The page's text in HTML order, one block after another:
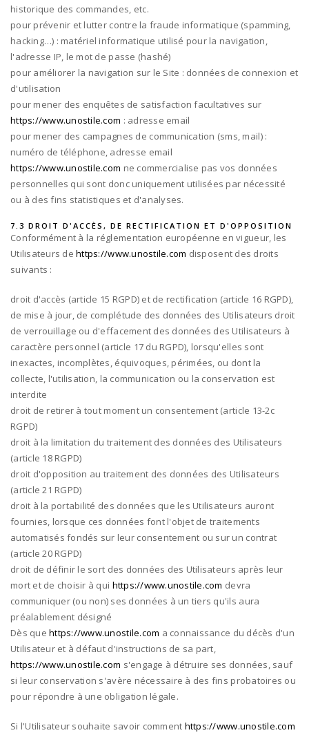
historique des commandes, etc.
pour prévenir et lutter contre la fraude informatique (spamming,
hacking…) : matériel informatique utilisé pour la navigation,
l'adresse IP, le mot de passe (hashé)
pour améliorer la navigation sur le Site : données de connexion et
d'utilisation
pour mener des enquêtes de satisfaction facultatives sur
https://www.unostile.com : adresse email
pour mener des campagnes de communication (sms, mail) :
numéro de téléphone, adresse email
https://www.unostile.com ne commercialise pas vos données
personnelles qui sont donc uniquement utilisées par nécessité
ou à des fins statistiques et d'analyses.
7.3 DROIT D'ACCÈS, DE RECTIFICATION ET D'OPPOSITION
Conformément à la réglementation européenne en vigueur, les
Utilisateurs dehttps://www.unostile.com disposent des droits
suivants :
droit d'accès (article 15 RGPD) et de rectification (article 16 RGPD),
de mise à jour, de complétude des données des Utilisateurs droit
de verrouillage ou d'effacement des données des Utilisateurs à
caractère personnel (article 17 du RGPD), lorsqu'elles sont
inexactes, incomplètes, équivoques, périmées, ou dont la
collecte, l'utilisation, la communication ou la conservation est
interdite
droit de retirer à tout moment un consentement (article 13-2c
RGPD)
droit à la limitation du traitement des données des Utilisateurs
(article 18 RGPD)
droit d'opposition au traitement des données des Utilisateurs
(article 21 RGPD)
droit à la portabilité des données que les Utilisateurs auront
fournies, lorsque ces données font l'objet de traitements
automatisés fondés sur leur consentement ou sur un contrat
(article 20 RGPD)
droit de définir le sort des données des Utilisateurs après leur
mort et de choisir à qui https://www.unostile.com devra
communiquer (ou non) ses données à un tiers qu'ils aura
préalablement désigné
Dès quehttps://www.unostile.com a connaissance du décès d'un
Utilisateur et à défaut d'instructions de sa part,
https://www.unostile.com s'engage à détruire ses données, sauf
si leur conservation s'avère nécessaire à des fins probatoires ou
pour répondre à une obligation légale.
Si l'Utilisateur souhaite savoir comment https://www.unostile.com